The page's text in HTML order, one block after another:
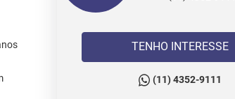
TENHO INTERESSE
(11) 4352-9111